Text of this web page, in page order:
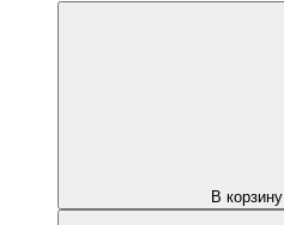
В корзину